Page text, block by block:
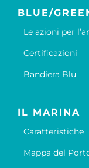
BLUE/
Le azioni per
Certificazioni
Bandiera Blu
IL MARINA
Caratteristiche
Mappa del